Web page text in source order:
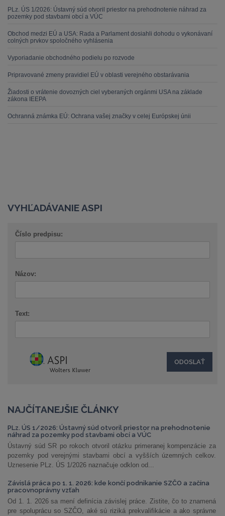
PLz. ÚS 1/2026: Ústavný súd otvoril priestor na prehodnotenie náhrad za
pozemky pod stavbami obcí a VÚC
Obchod medzi EÚ a USA: Rada a Parlament dosiahli dohodu o vykonávaní
colných prvkov spoločného vyhlásenia
Vyporiadanie obchodného podielu po rozvode
Pripravované zmeny pravidiel EÚ v oblasti verejného obstarávania
Žiadosti o vrátenie dovozných ciel vyberaných orgánmi USA na základe
zákona IEEPA
Ochranná známka EÚ: Ochrana vašej značky v celej Európskej únii
VYHĽADÁVANIE ASPI
Číslo predpisu:
Názov:
Text:
NAJČÍTANEJŠIE ČLÁNKY
PLz. ÚS 1/2026: Ústavný súd otvoril priestor na prehodnotenie
náhrad za pozemky pod stavbami obcí a VÚC
Ústavný súd SR po rokoch otvoril otázku primeranej kompenzácie za
pozemky pod verejnými stavbami obcí a vyšších územných celkov.
Uznesenie PLz. ÚS 1/2026 naznačuje odklon od...
Závislá práca po 1. 1. 2026: kde končí podnikanie SZČO a začína
pracovnoprávny vzťah
Od 1. 1. 2026 sa mení definícia závislej práce. Zistite, čo to znamená
pre spoluprácu so SZČO, aké sú riziká prekvalifikácie a ako správne